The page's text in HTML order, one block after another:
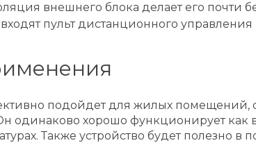
внешнего блока делает его
пульт дистанционного
подойдет для жилых помещений,
одинаково хорошо функционирует
Также устройство будет полезно